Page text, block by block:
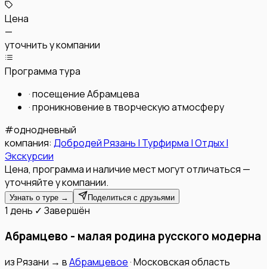
Цена
—
уточнить у компании
Программа тура
·посещение Абрамцева
·проникновение в творческую атмосферу
#однодневный
компания: Добродей Рязань | Турфирма | Отдых |
Экскурсии
Цена, программа и наличие мест могут отличаться —
уточняйте у компании.
Узнать о туре → Поделиться с друзьями
1 день ✓ Завершён
Абрамцево - малая родина русского модерна
изРязани → вАбрамцевое·Московская область